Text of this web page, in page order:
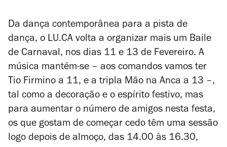
Da dança contemporânea para a pista de
dança, o LU.CA volta a organizar mais um Baile
de Carnaval, nos dias 11 e 13 de Fevereiro. A
música mantém-se – aos comandos vamos ter
Tio Firmino a 11, e a tripla Mão na Anca a 13 –,
tal como a decoração e o espírito festivo, mas
para aumentar o número de amigos nesta festa,
os que gostam de começar cedo têm uma sessão
logo depois de almoço, das 14.00 às 16.30,